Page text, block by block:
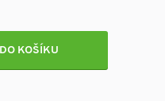
DO KOŠÍKU